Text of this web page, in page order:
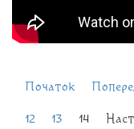
Початок
12 13 14